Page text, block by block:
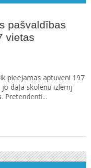
pašvaldības
vietas
pieejamas aptuveni 197
daļa skolēnu izlemj
Pretendenti...